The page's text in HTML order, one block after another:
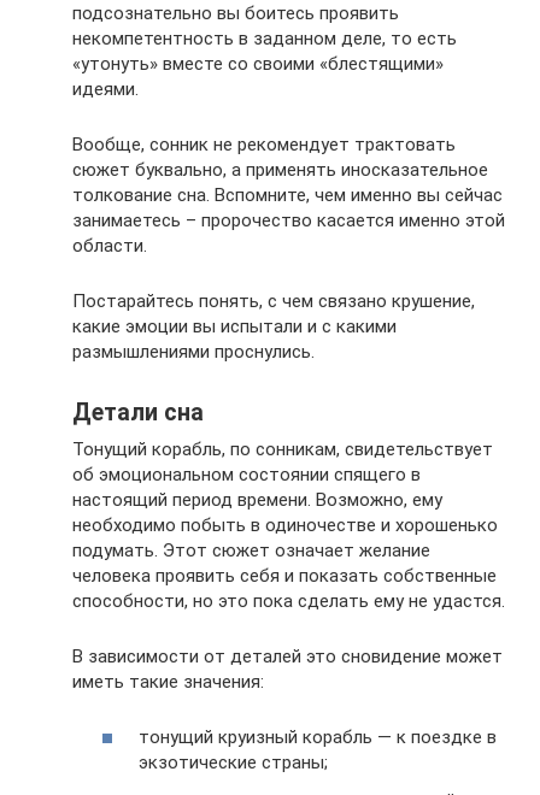
подсознательно вы боитесь проявить
некомпетентность в заданном деле, то есть
«утонуть» вместе со своими «блестящими»
идеями.
Вообще, сонник не рекомендует трактовать
сюжет буквально, а применять иносказательное
толкование сна. Вспомните, чем именно вы сейчас
занимаетесь – пророчество касается именно этой
области.
Постарайтесь понять, с чем связано крушение,
какие эмоции вы испытали и с какими
размышлениями проснулись.
Детали сна
Тонущий корабль, по сонникам, свидетельствует
об эмоциональном состоянии спящего в
настоящий период времени. Возможно, ему
необходимо побыть в одиночестве и хорошенько
подумать. Этот сюжет означает желание
человека проявить себя и показать собственные
способности, но это пока сделать ему не удастся.
В зависимости от деталей это сновидение может
иметь такие значения:
тонущий круизный корабль — к поездке в
экзотические страны;